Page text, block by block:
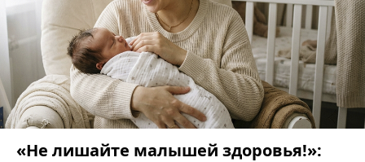
«Не лишайте малышей здоровья!»: